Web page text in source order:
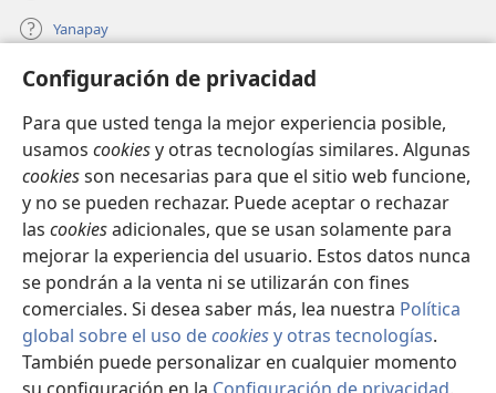
Configuración de privacidad
Para que usted tenga la mejor experiencia posible,
usamos cookiesy otras tecnologías similares. Algunas
cookiesson necesarias para que el sitio web funcione,
y no se pueden rechazar. Puede aceptar o rechazar
las cookiesadicionales, que se usan solamente para
mejorar la experiencia del usuario. Estos datos nunca
se pondrán a la venta ni se utilizarán con fines
comerciales. Si desea saber más, lea nuestra Política
global sobre el uso decookiesy otras tecnologías.
También puede personalizar en cualquier momento
Yanapay
Donacionta churanapaq
una
nueva
ventana)
INTERNETPI QELQANCHISKUNA Watchtower™
(abre
una
nueva
ventana)
JW Hub
(abre
una
nueva
ventana)
JW Library ®
Copyright© 2026 Watch Tower Bible and Tract Society of Pennsylvania.
IMATAN RUWAWAQ IMATAN MANA
|
DATOSKUNATA